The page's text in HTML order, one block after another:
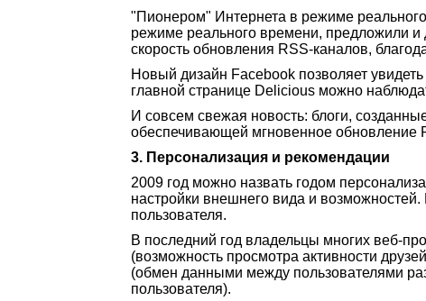
"Пионером" Интернета в режиме
режиме реального времени, предложили
скорость обновления RSS-каналов,
Новый дизайн Facebook позволяет
главной странице Delicious можно
И совсем свежая новость: блоги,
обеспечивающей мгновенное обновление
3. Персонализация и рекомендации
2009 год можно назвать годом
настройки внешнего вида и
пользователя.
В последний год владельцы многих веб-
(возможность просмотра активности
(обмен данными между пользователями
пользователя).